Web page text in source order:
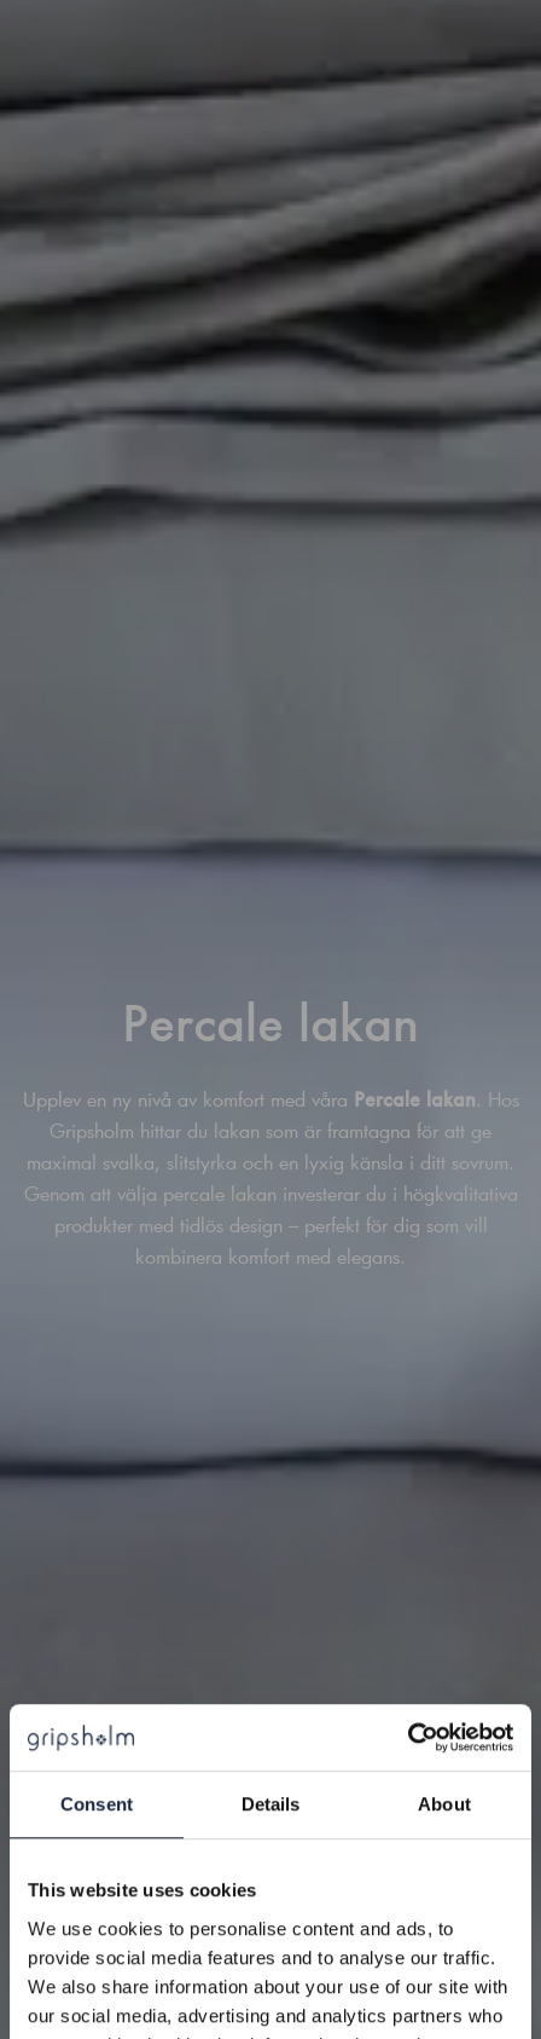
Consent Details About
This website uses cookies
We use cookies to personalise content and ads, to
provide social media features and to analyse our traffic.
We also share information about your use of our site with
our social media, advertising and analytics partners who
Percale lakan
Upplev en ny nivå av komfort med våra Percale lakan. Hos
Gripsholm hittar du lakan som är framtagna för att ge
maximal svalka, slitstyrka och en lyxig känsla i ditt sovrum.
Genom att välja percale lakan investerar du i högkvalitativa
produkter med tidlös design – perfekt för dig som vill
kombinera komfort med elegans.
10% PÅ DITT KÖP
Få 10% på ditt köp när du prenumererar på vårt
nyhetsbrev. Då får du exklusiva erbjudanden och de
senaste nyheterna direkt i din inbox.
Gäller ej redan nedsatta produkter